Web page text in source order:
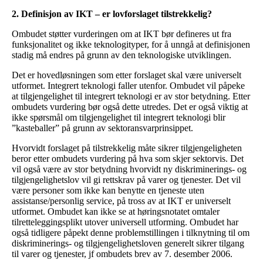
2. Definisjon av IKT – er lovforslaget tilstrekkelig?
Ombudet støtter vurderingen om at IKT bør defineres ut fra
funksjonalitet og ikke teknologityper, for å unngå at definisjonen
stadig må endres på grunn av den teknologiske utviklingen.
Det er hovedløsningen som etter forslaget skal være universelt
utformet. Integrert teknologi faller utenfor. Ombudet vil påpeke
at tilgjengelighet til integrert teknologi er av stor betydning. Etter
ombudets vurdering bør også dette utredes. Det er også viktig at
ikke spørsmål om tilgjengelighet til integrert teknologi blir
”kasteballer” på grunn av sektoransvarprinsippet.
Hvorvidt forslaget på tilstrekkelig måte sikrer tilgjengeligheten
beror etter ombudets vurdering på hva som skjer sektorvis. Det
vil også være av stor betydning hvorvidt ny diskriminerings- og
tilgjengelighetslov vil gi rettskrav på varer og tjenester. Det vil
være personer som ikke kan benytte en tjeneste uten
assistanse/personlig service, på tross av at IKT er universelt
utformet. Ombudet kan ikke se at høringsnotatet omtaler
tilretteleggingsplikt utover universell utforming. Ombudet har
også tidligere påpekt denne problemstillingen i tilknytning til om
diskriminerings- og tilgjengelighetsloven generelt sikrer tilgang
til varer og tjenester, jf ombudets brev av 7. desember 2006.